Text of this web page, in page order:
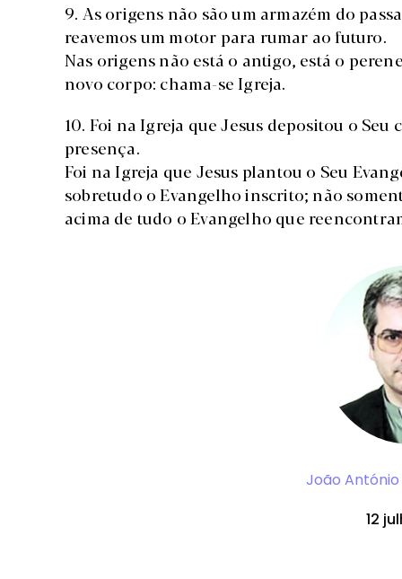
9. As origens não são um armazém do
reavemos um motor para rumar ao futuro.
Nas origens não está o antigo, está o
novo corpo: chama-se Igreja.
10. Foi na Igreja que Jesus depositou o
presença.
Foi na Igreja que Jesus plantou o Seu
sobretudo o Evangelho inscrito; não
acima de tudo o Evangelho que
João António
12